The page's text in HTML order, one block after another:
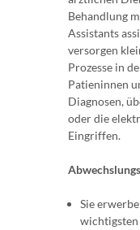
Behandlung
Assistants
versorgen
Prozesse in
Patieninnen
Diagnosen,
oder die
Eingriffen.
Sie
wichtigsten